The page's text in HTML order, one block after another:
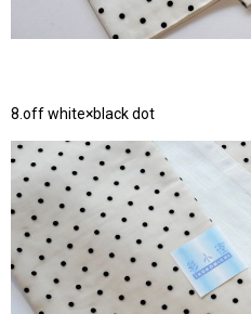
8.off white×black dot